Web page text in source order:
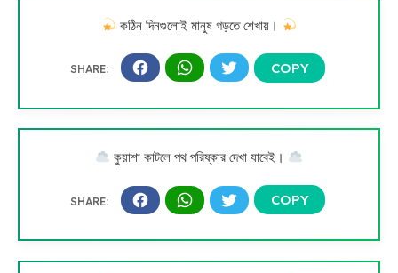
কঠিন দিনগুলোই মানুষ গড়তে শেখায়।
কুয়াশা কাটলে পথ পরিষ্কার দেখা যাবেই।